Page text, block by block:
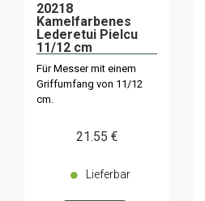
20218
Kamelfarbenes
Lederetui Pielcu
11/12 cm
Für Messer mit einem
Griffumfang von 11/12
cm.
21.55 €
Lieferbar